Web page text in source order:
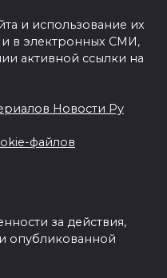
и использование их
в электронных СМИ,
активной ссылки на
Новости Ру
файлов
за действия,
опубликованной